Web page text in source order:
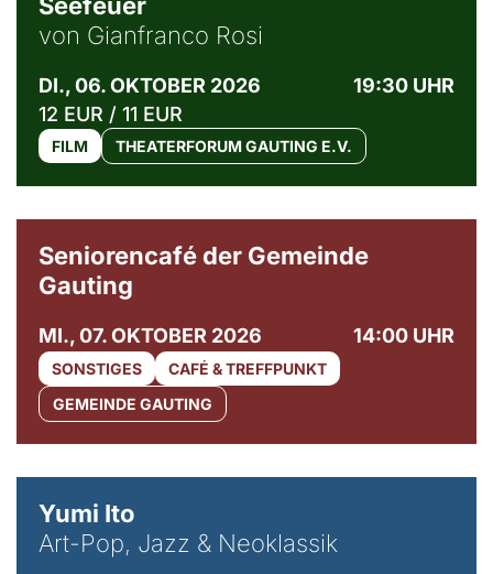
von Gianfranco Rosi
DI., 06. OKTOBER 2026
19:30 UHR
12 EUR / 11 EUR
FILM THEATERFORUM GAUTING E.V.
Seniorencafé der Gemeinde
Gauting
MI., 07. OKTOBER 2026 14:00 UHR
SONSTIGES
CAFÉ & TREFFPUNKT
GEMEINDE GAUTING
Yumi Ito
Art-Pop, Jazz & Neoklassik